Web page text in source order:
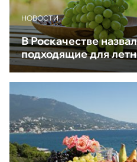
НОВОСТИ
В Роскачестве
подходящие для